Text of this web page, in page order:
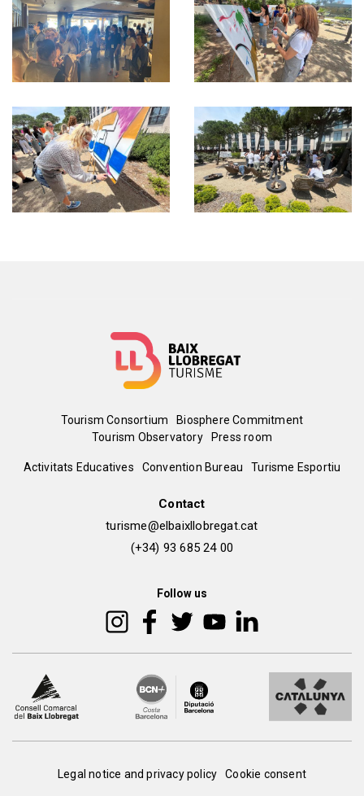
Menú
del
Tourism Consortium
Biosphere Commitment
Tourism Observatory
Press room
Peu
Activitats Educatives Convention Bureau Turisme Esportiu
Contact
turisme@elbaixllobregat.cat
(+34) 93 685 24 00
Follow us
PeuLegal notice and privacy policy Cookie consent